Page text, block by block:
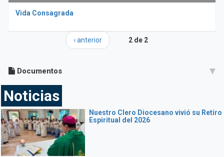
Vida Consagrada
‹ anterior 2 de 2
Documentos
Noticias
Nuestro Clero Diocesano vivió su Retiro
Espiritual del 2026